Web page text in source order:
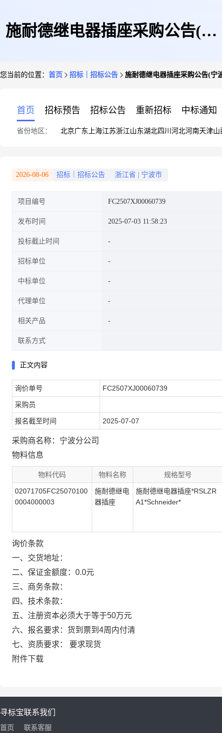
施耐德继电器插座采购公告(宁
您当前的位置： 首页 招标｜招标公告 施耐德继电器插座采购公告(宁
首页 招标预告 招标公告 重新招标 中标通知
省份地区： 北京广东 上海江苏浙江山东湖北四川 河北河南天津山
2026-08-06 招标｜招标公告 浙江省 宁波市
项目编号 FC2507XJ00060739
发布时间 2025-07-03 11:58:23
投标截止时间
招标单位
中标单位
代理单位
相关产品
联系方式
正文内容
询价单号 FC2507XJ00060739
采购员
报名截至时间 2025-07-07
采购商名称：宁波分公司
物料信息
物料代码 物料名称 规格型号
02071705FC25070100
0004000003
施耐德继电
器插座
施耐德继电器插座*RSLZR
A1*Schneider*
询价条款
一、交货地址：
二、保证金额度：0.0元
三、商务条款：
四、技术条款：
五、注册资本必须大于等于50万元
六、报名要求：货到票到4周内付清
七、资质要求： 要求现货
附件下载
寻标宝
首页
联系我们
联系客服